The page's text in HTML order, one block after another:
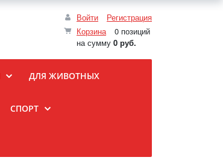
Войти
Регистрация
Корзина
0 позиций
на сумму 0 руб.
ДЛЯ ЖИВОТНЫХ
СПОРТ